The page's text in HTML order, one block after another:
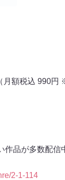
月額税込 990円
品が多数配信
2-1-114